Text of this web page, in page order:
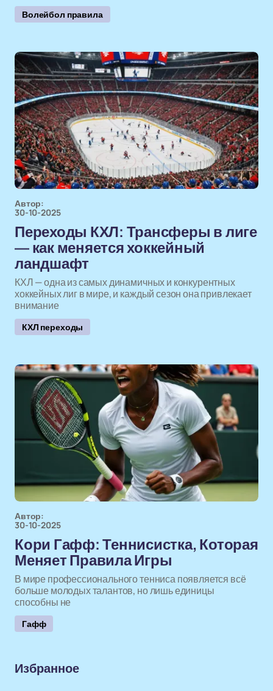
Волейбол правила
Автор:
30-10-2025
Переходы КХЛ: Трансферы в лиге
— как меняется хоккейный
ландшафт
КХЛ — одна из самых динамичных и конкурентных
хоккейных лиг в мире, и каждый сезон она привлекает
внимание
КХЛ переходы
Автор:
30-10-2025
Кори Гафф: Теннисистка, Которая
Меняет Правила Игры
В мире профессионального тенниса появляется всё
больше молодых талантов, но лишь единицы
способны не
Гафф
Избранное